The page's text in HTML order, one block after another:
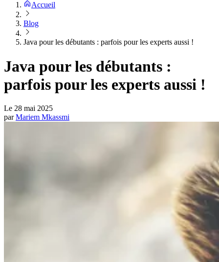
Accueil
Blog
Java pour les débutants : parfois pour les experts aussi !
Java pour les débutants :
parfois pour les experts aussi !
Le 28 mai 2025
par Mariem Mkassmi